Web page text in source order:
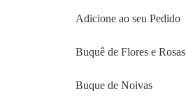
Adicione ao seu Pedido
Buquê de Flores e Rosas
Buque de Noivas